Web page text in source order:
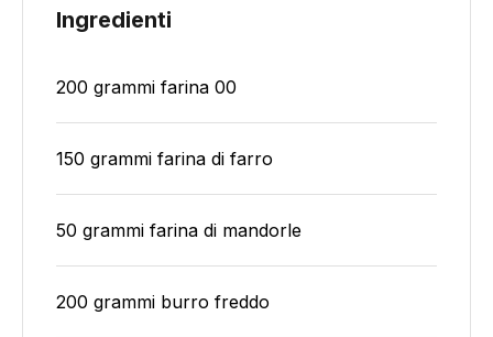
Ingredienti
200 grammi farina 00
150 grammi farina di farro
50 grammi farina di mandorle
200 grammi burro freddo